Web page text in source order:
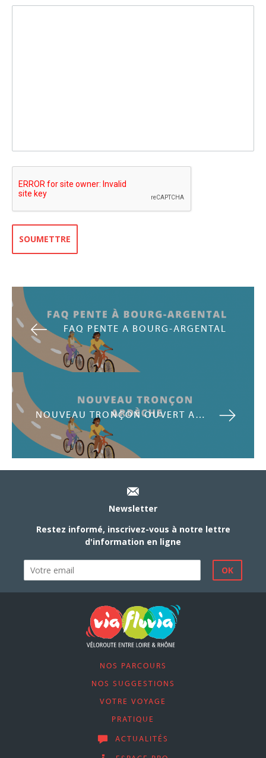
FAQ PENTE À BOURG-ARGENTAL
NOUVEAU TRONÇON OUVERT AU SUD EST D’ANNONAY!
Newsletter
Restez informé, inscrivez-vous à notre lettre
d'information en ligne
NOS PARCOURS
NOS SUGGESTIONS
VOTRE VOYAGE
PRATIQUE
ACTUALITÉS